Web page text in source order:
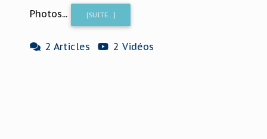
Photos... [SUITE...]
2 Articles 2 Vidéos